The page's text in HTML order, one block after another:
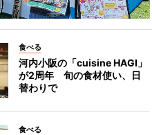
食べる
河内小阪の「cuisine HAGI」
が2周年 旬の食材使い、日
替わりで
食べる